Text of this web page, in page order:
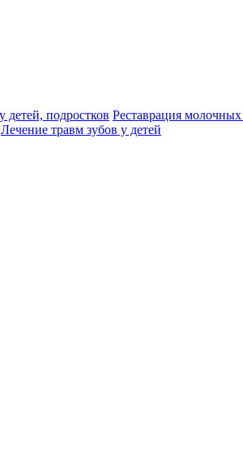
детей, подростков Реставрация молочных
Лечение травм зубов у детей